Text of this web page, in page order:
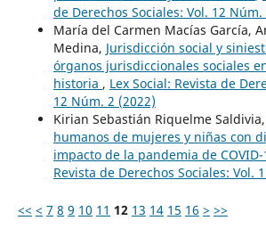
de Derechos Sociales: Vol. 12 Núm.
María del Carmen Macías García,
Medina, Jurisdicción social y
órganos jurisdiccionales sociales
historia , Lex Social: Revista de
12 Núm. 2 (2022)
Kirian Sebastián Riquelme Saldivia,
humanos de mujeres y niñas con
impacto de la pandemia de COVID-
Revista de Derechos Sociales: Vol.
<< < 7 8 9 10 11 12 13 14 15 16 > >>